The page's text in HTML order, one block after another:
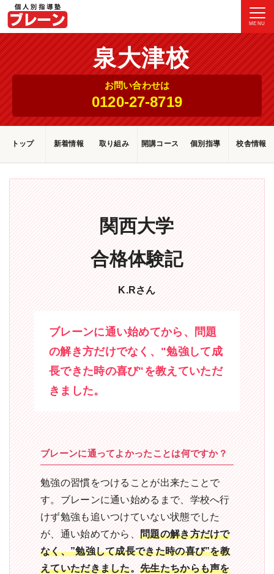
MENU
泉大津校
お問い合わせは
0120-27-8719
トップ 新着情報 取り組み 開講コース 個別指導 校舎情報
関西大学
合格体験記
K.Rさん
ブレーンに通い始めてから、問題
の解き方だけでなく、"勉強して成
長できた時の喜び"を教えていただ
きました。
ブレーンに通ってよかったことは何ですか？
勉強の習慣をつけることが出来たことで
す。ブレーンに通い始めるまで、学校へ行
けず勉強も追いつけていない状態でした
が、通い始めてから、 問題の解き方だけで
なく、”勉強して成長できた時の喜び”を教
えていただきました。先生たちからも声を